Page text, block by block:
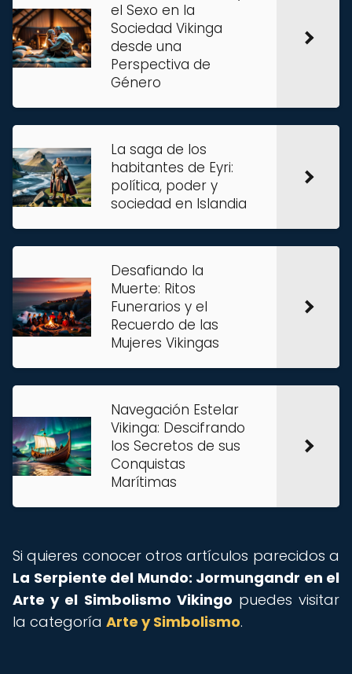
el Sexo en la
Sociedad Vikinga
desde una
Perspectiva de
Género
La saga de los
habitantes de Eyri:
política, poder y
sociedad en Islandia
Desafiando la
Muerte: Ritos
Funerarios y el
Recuerdo de las
Mujeres Vikingas
Navegación Estelar
Vikinga: Descifrando
los Secretos de sus
Conquistas
Marítimas
Si quieres conocer otros artículos parecidos a
La Serpiente del Mundo: Jormungandr en el
Arte y el Simbolismo Vikingo puedes visitar
la categoría Arte y Simbolismo.